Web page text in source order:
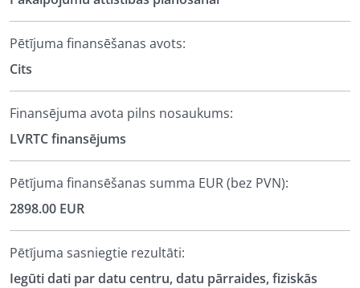
Pētījuma finansēšanas avots:
Cits
Finansējuma avota pilns nosaukums:
LVRTC finansējums
Pētījuma finansēšanas summa EUR (bez PVN):
2898.00 EUR
Pētījuma sasniegtie rezultāti:
Iegūti dati par datu centru, datu pārraides, fiziskās